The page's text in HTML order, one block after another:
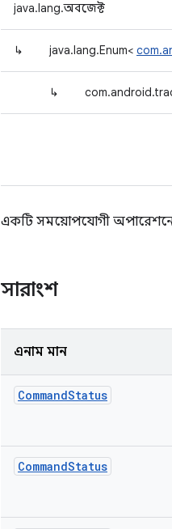
java.lang.অবজেক্ট
↳ java.lang.Enum<
↳
একটি সময়োপযোগী অপারেশনের
সারাংশ
এনাম মান
CommandStatus
CommandStatus